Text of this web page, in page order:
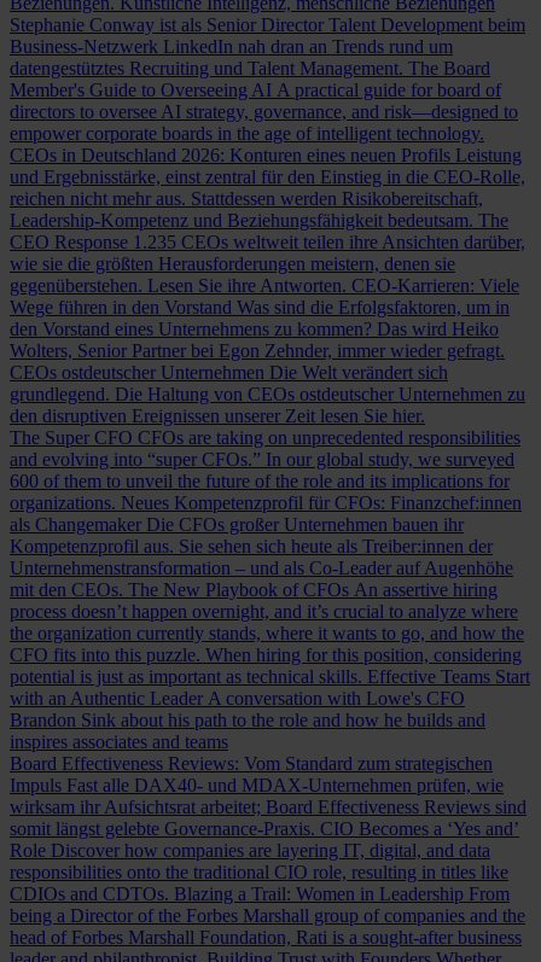
Stephanie Conway ist als Senior Director Talent Development beim
Business-Netzwerk LinkedIn nah dran an Trends rund um
datengestütztes Recruiting und Talent Management. The Board
Member's Guide to Overseeing AI A practical guide for board of
directors to oversee AI strategy, governance, and risk—designed to
empower corporate boards in the age of intelligent technology.
CEOs in Deutschland 2026: Konturen eines neuen Profils Leistung
und Ergebnisstärke, einst zentral für den Einstieg in die CEO-Rolle,
reichen nicht mehr aus. Stattdessen werden Risikobereitschaft,
Leadership-Kompetenz und Beziehungsfähigkeit bedeutsam. The
CEO Response 1.235 CEOs weltweit teilen ihre Ansichten darüber,
wie sie die größten Herausforderungen meistern, denen sie
gegenüberstehen. Lesen Sie ihre Antworten. CEO-Karrieren: Viele
Wege führen in den Vorstand Was sind die Erfolgsfaktoren, um in
den Vorstand eines Unternehmens zu kommen? Das wird Heiko
Wolters, Senior Partner bei Egon Zehnder, immer wieder gefragt.
CEOs ostdeutscher Unternehmen Die Welt verändert sich
grundlegend. Die Haltung von CEOs ostdeutscher Unternehmen zu
den disruptiven Ereignissen unserer Zeit lesen Sie hier.
The Super CFO CFOs are taking on unprecedented responsibilities
and evolving into “super CFOs.” In our global study, we surveyed
600 of them to unveil the future of the role and its implications for
organizations. Neues Kompetenzprofil für CFOs: Finanzchef:innen
als Changemaker Die CFOs großer Unternehmen bauen ihr
Kompetenzprofil aus. Sie sehen sich heute als Treiber:innen der
Unternehmenstransformation – und als Co-Leader auf Augenhöhe
mit den CEOs. The New Playbook of CFOs An assertive hiring
process doesn’t happen overnight, and it’s crucial to analyze where
the organization currently stands, where it wants to go, and how the
CFO fits into this puzzle. When hiring for this position, considering
potential is just as important as technical skills. Effective Teams Start
with an Authentic Leader A conversation with Lowe's CFO
Brandon Sink about his path to the role and how he builds and
inspires associates and teams
Board Effectiveness Reviews: Vom Standard zum strategischen
Impuls Fast alle DAX40- und MDAX-Unternehmen prüfen, wie
wirksam ihr Aufsichtsrat arbeitet; Board Effectiveness Reviews sind
somit längst gelebte Governance-Praxis. CIO Becomes a ‘Yes and’
Role Discover how companies are layering IT, digital, and data
responsibilities onto the traditional CIO role, resulting in titles like
CDIOs and CDTOs. Blazing a Trail: Women in Leadership From
being a Director of the Forbes Marshall group of companies and the
head of Forbes Marshall Foundation, Rati is a sought-after business